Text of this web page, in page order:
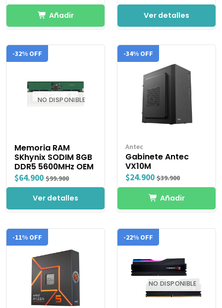
Añadir Ver detalles
-32% OFF
NO DISPONIBLE
Memoria RAM
SKhynix SODIM 8GB
DDR5 5600MHz OEM
$64.900 $99.900
Ver detalles
-34% OFF
Antec
Gabinete Antec
VX10M
$24.900 $39.900
Añadir
-11% OFF -22% OFF
NO DISPONIBLE